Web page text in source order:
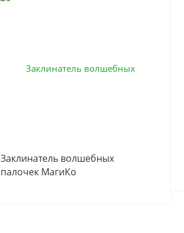
Заклинатель волшебных
палочек МагиКо